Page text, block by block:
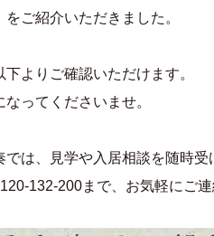
をご紹介いただきました。
よりご確認いただけます。
ってくださいませ。
では、見学や入居相談を随時受
132-200まで、お気軽にご連